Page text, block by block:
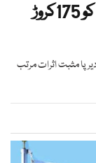
جرمنی انفرا اسٹرکچر کیلئے پاکستان کو 175کروڑ
مثبت اثرات مرتب